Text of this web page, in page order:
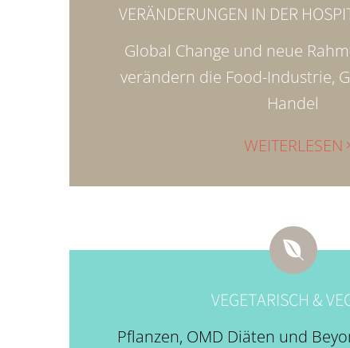
VERÄNDERUNGEN IN DER
Global Change und neue
verändern die Food-Industrie,
Handel
WEITERLESEN
VEGETARISCH &
Pflanzen, OMD Diäten und